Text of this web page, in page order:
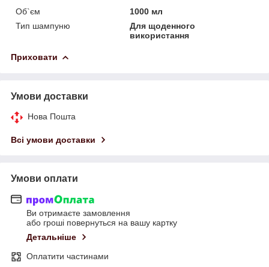
Об`єм
1000 мл
Тип шампуню
Для щоденного
використання
Приховати
Умови доставки
Нова Пошта
Всі умови доставки
Умови оплати
Ви отримаєте замовлення
або гроші повернуться на вашу картку
Детальніше
Оплатити частинами